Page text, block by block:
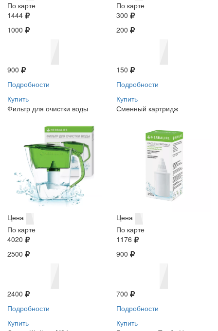
По карте
1444
1000
900
Подробности
Купить
По карте
300
200
150
Подробности
Купить
Фильтр для очистки воды
Цена
По карте
4020
2500
2400
Подробности
Купить
Сменный картридж
Цена
По карте
1176
900
700
Подробности
Купить